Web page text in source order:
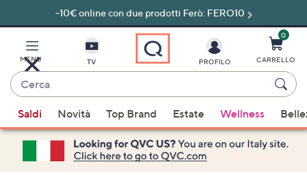
al
principale
-10€ online con due prodotti Ferò: FERO10
MENU TV
Cerca
sono
disponibili
suggerimenti,
usa
PROFILO
0
CARRELLO
Saldi Novità Top Brand Estate Wellness